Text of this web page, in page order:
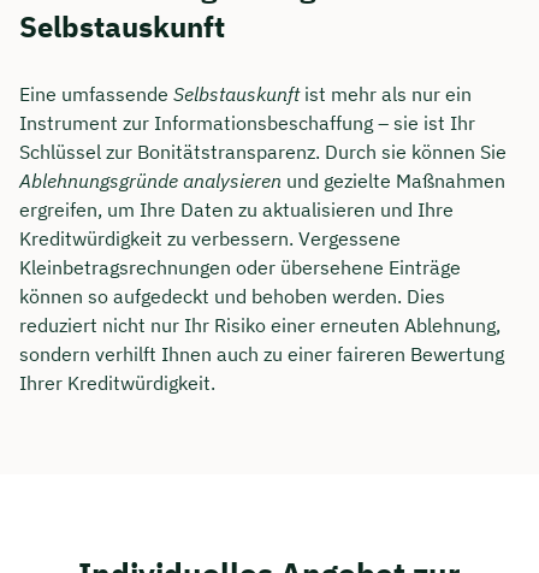
Selbstauskunft
Eine umfassende Selbstauskunftist mehr als nur ein
Instrument zur Informationsbeschaffung – sie ist Ihr
Schlüssel zur Bonitätstransparenz. Durch sie können Sie
Ablehnungsgründe analysieren und gezielte Maßnahmen
ergreifen, um Ihre Daten zu aktualisieren und Ihre
Kreditwürdigkeit zu verbessern. Vergessene
Kleinbetragsrechnungen oder übersehene Einträge
können so aufgedeckt und behoben werden. Dies
reduziert nicht nur Ihr Risiko einer erneuten Ablehnung,
sondern verhilft Ihnen auch zu einer faireren Bewertung
Ihrer Kreditwürdigkeit.